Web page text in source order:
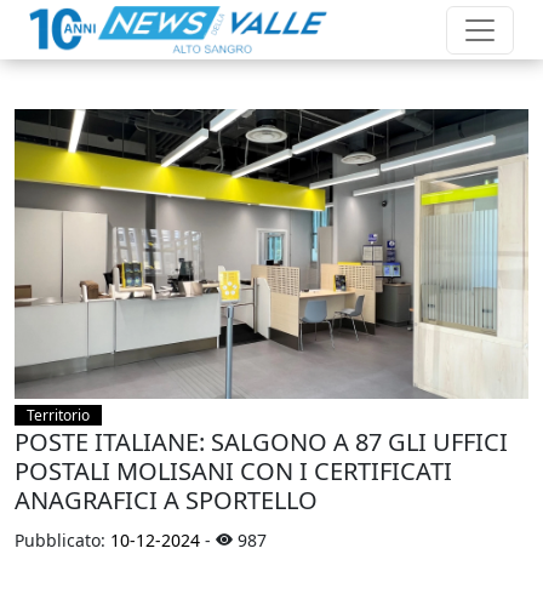
Territorio
POSTE ITALIANE: SALGONO A 87 GLI UFFICI
POSTALI MOLISANI CON I CERTIFICATI
ANAGRAFICI A SPORTELLO
Pubblicato: 10-12-2024 - 987